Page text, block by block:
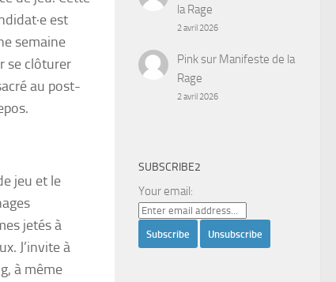
est
semaine
se clôturer
au post-
jeu et le
jetés à
J’invite à
à même
la Rage
2 avril 2026
Pinksur Manifeste de la
Rage
2 avril 2026
SUBSCRIBE2
Your email: